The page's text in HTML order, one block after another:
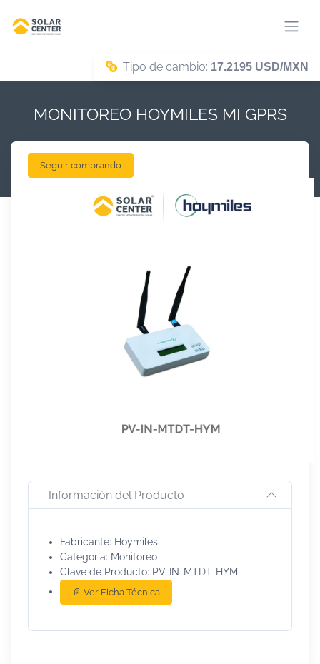
Tipo de cambio: 17.2195 USD/MXN
MONITOREO HOYMILES MI GPRS
Seguir comprando
Información del Producto
Fabricante: Hoymiles
Categoría: Monitoreo
Clave de Producto: PV-IN-MTDT-HYM
📄 Ver Ficha Técnica